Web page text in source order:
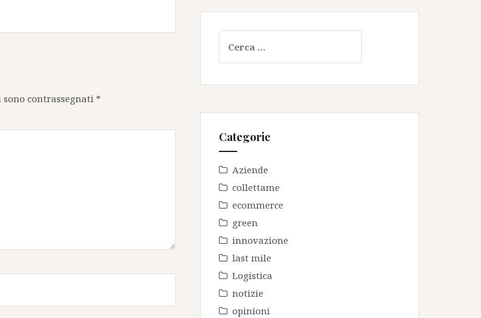
contrassegnati *
per:
Categorie
Aziende
collettame
ecommerce
green
innovazione
last mile
Logistica
notizie
opinioni